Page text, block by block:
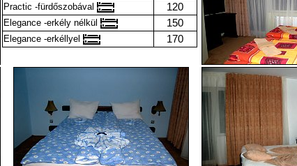
Practic -fürdőszobával 120
Elegance -erkély nélkül 150
Elegance -erkéllyel 170